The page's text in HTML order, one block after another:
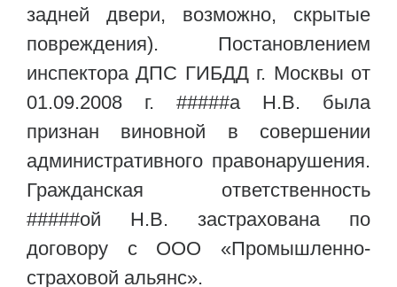
задней двери, возможно, скрытые
повреждения). Постановлением
инспектора ДПС ГИБДД г. Москвы от
01.09.2008 г. #####а Н.В. была
признан виновной в совершении
административного правонарушения.
Гражданская ответственность
#####ой Н.В. застрахована по
договору с ООО «Промышленно-
страховой альянс».